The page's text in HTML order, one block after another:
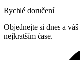
Rychlé doručení
Objednejte si dnes a
nejkratším čase.